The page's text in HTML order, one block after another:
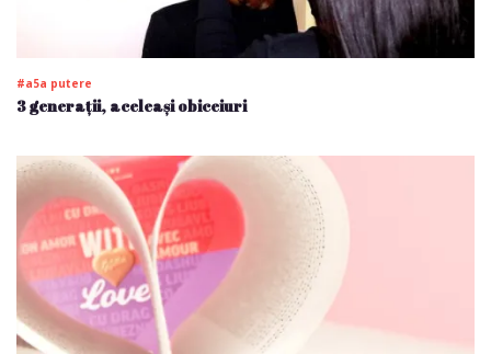
#a5a putere
3 generații, aceleași obiceiuri